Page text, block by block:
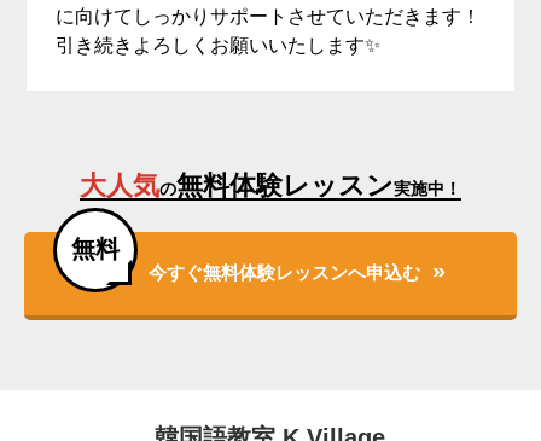
に向けてしっかりサポートさせていただきます！
引き続きよろしくお願いいたします✨
大人気の無料体験レッスン実施中！
無料
今すぐ無料体験レッスンへ申込む